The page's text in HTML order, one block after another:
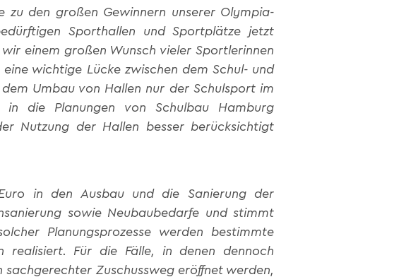
zu den großen Gewinnern unserer Olympia-
Sporthallen und Sportplätze jetzt
einem großen Wunsch vieler Sportlerinnen
wichtige Lücke zwischen dem Schul- und
Umbau von Hallen nur der Schulsport im
die Planungen von Schulbau Hamburg
Nutzung der Hallen besser berücksichtigt
in den Ausbau und die Sanierung der
sowie Neubaubedarfe und stimmt
Planungsprozesse werden bestimmte
realisiert. Für die Fälle, in denen dennoch
sachgerechter Zuschussweg eröffnet werden,